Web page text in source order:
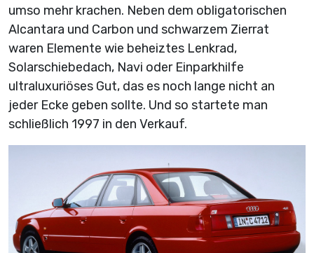
umso mehr krachen. Neben dem obligatorischen
Alcantara und Carbon und schwarzem Zierrat
waren Elemente wie beheiztes Lenkrad,
Solarschiebedach, Navi oder Einparkhilfe
ultraluxuriöses Gut, das es noch lange nicht an
jeder Ecke geben sollte. Und so startete man
schließlich 1997 in den Verkauf.